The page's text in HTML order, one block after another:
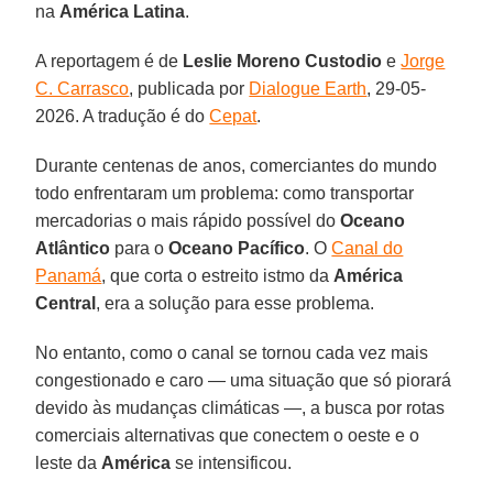
na América Latina.
A reportagem é de Leslie Moreno Custodio eJorge
C. Carrasco, publicada por Dialogue Earth, 29-05-
2026. A tradução é doCepat.
Durante centenas de anos, comerciantes do mundo
todo enfrentaram um problema: como transportar
mercadorias o mais rápido possível doOceano
Atlântico para oOceano Pacífico. OCanal do
Panamá, que corta o estreito istmo da América
Central , era a solução para esse problema.
No entanto, como o canal se tornou cada vez mais
congestionado e caro — uma situação que só piorará
devido às mudanças climáticas —, a busca por rotas
comerciais alternativas que conectem o oeste e o
leste da América se intensificou.